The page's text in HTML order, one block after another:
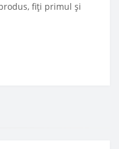
fiți primul și